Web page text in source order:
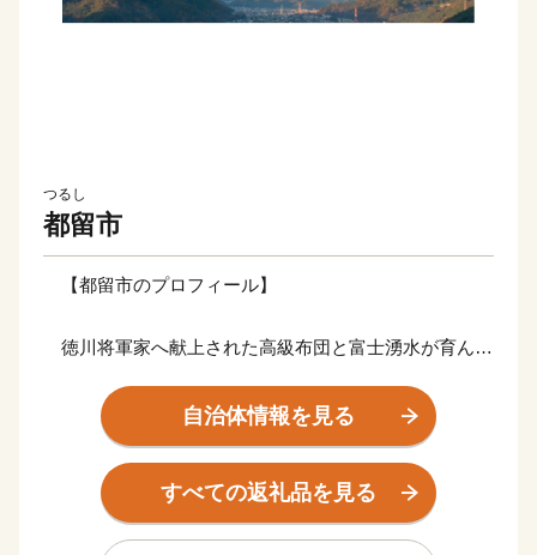
つるし
都留市
【都留市のプロフィール】
徳川将軍家へ献上された高級布団と富士湧水が育んだ
清らかで豊富な富士山湧水が旨味を追及した上質な特
産品を育みます。
古来より盛んな伝統織物は、高級羽毛布団として全国
自治体情報を見る
すべての返礼品を見る